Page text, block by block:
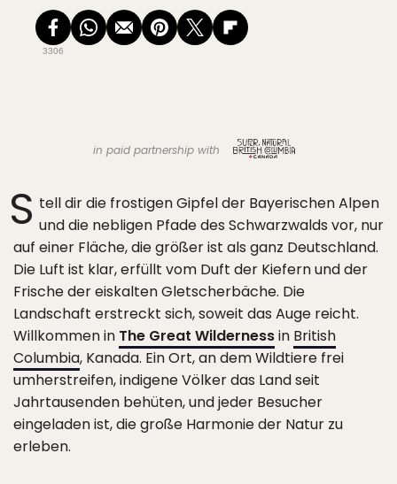
3306
in paid partnership with
S tell dir die frostigen Gipfel der Bayerischen Alpen
und die nebligen Pfade des Schwarzwalds vor, nur
auf einer Fläche, die größer ist als ganz Deutschland.
Die Luft ist klar, erfüllt vom Duft der Kiefern und der
Frische der eiskalten Gletscherbäche. Die
Landschaft erstreckt sich, soweit das Auge reicht.
Willkommen in The Great Wildernessin British
Columbia, Kanada. Ein Ort, an dem Wildtiere frei
umherstreifen, indigene Völker das Land seit
Jahrtausenden behüten, und jeder Besucher
eingeladen ist, die große Harmonie der Natur zu
erleben.